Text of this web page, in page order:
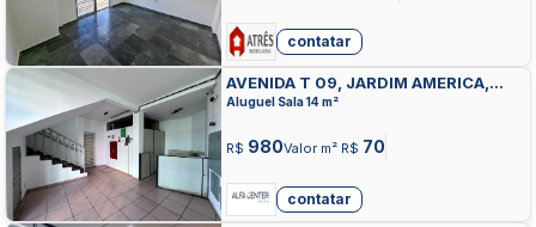
contatar
AVENIDA T 09, JARDIM AMERICA,
GOIANIA
Aluguel Sala 14 m²
R$ 980Valor m² R$ 70
contatar